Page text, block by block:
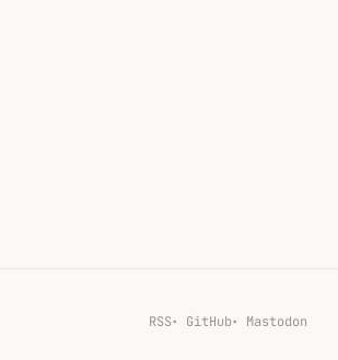
RSS GitHub Mastodon